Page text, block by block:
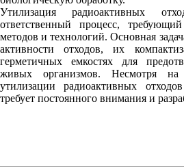
Утилизация радиоактивных
ответственный процесс,
методов и технологий. Основная
активности отходов, их
герметичных емкостях для
живых организмов. Несмотря
утилизации радиоактивных
требует постоянного внимания и